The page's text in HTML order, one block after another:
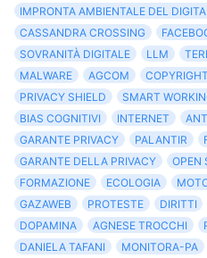
IMPRONTA AMBIENTALE DEL
CASSANDRA CROSSING
SOVRANITÀ DIGITALE
LLM
MALWARE
AGCOM COPYRIGHT
PRIVACY SHIELD
SMART
BIAS COGNITIVI
INTERNET
GARANTE PRIVACY
PALANTIR
GARANTE DELLA PRIVACY
OPEN
FORMAZIONE
ECOLOGIA
GAZAWEB
PROTESTE DIRITTI
DOPAMINA
AGNESE TROCCHI
DANIELA TAFANI
MONITORA-PA